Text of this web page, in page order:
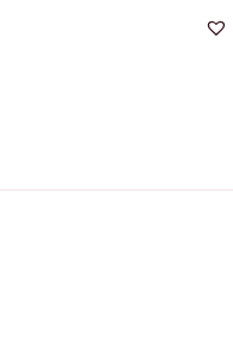
auf